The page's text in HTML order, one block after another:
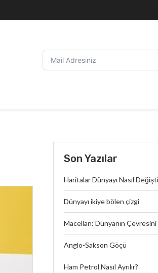
Son Yazılar
Haritalar Dünyayı Nasıl
Dünyayı ikiye bölen çizgi
Macellan: Dünyanın
Anglo-Sakson Göçü
Ham Petrol Nasıl Ayrılır?